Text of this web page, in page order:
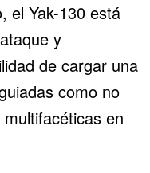
el Yak-130 está
y
de cargar una
como no
en